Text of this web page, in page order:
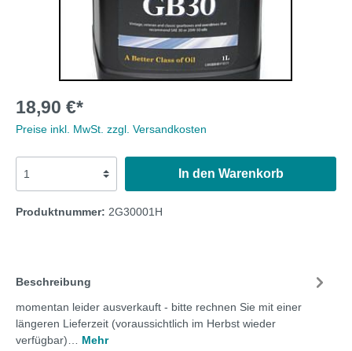
18,90 €*
Preise inkl. MwSt. zzgl. Versandkosten
In den Warenkorb
Produktnummer: 2G30001H
Beschreibung
momentan leider ausverkauft - bitte rechnen Sie mit einer
längeren Lieferzeit (voraussichtlich im Herbst wieder
verfügbar)… Mehr